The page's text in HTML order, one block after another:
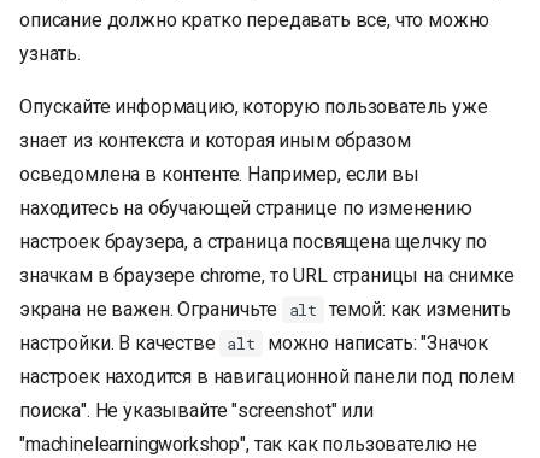
описание должно кратко передавать все, что можно
узнать.
Опускайте информацию, которую пользователь уже
знает из контекста и которая иным образом
осведомлена в контенте. Например, если вы
находитесь на обучающей странице по изменению
настроек браузера, а страница посвящена щелчку по
значкам в браузере chrome, то URL страницы на снимке
экрана не важен. Ограничьте
alt
темой: как изменить
настройки. В качестве alt
можно написать: "Значок
настроек находится в навигационной панели под полем
поиска". Не указывайте "screenshot" или
"machinelearningworkshop", так как пользователю не